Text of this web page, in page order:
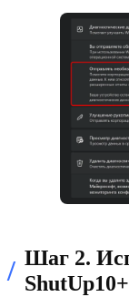
/ Шаг 2.